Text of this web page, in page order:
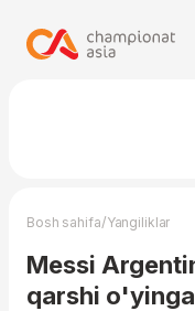
Bosh sahifa/Yangiliklar
Messi
qarshi